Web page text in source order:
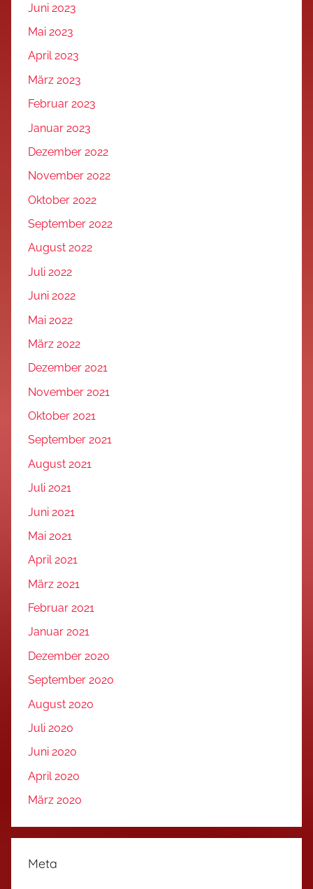
Juni 2023
Mai 2023
April 2023
März 2023
Februar 2023
Januar 2023
Dezember 2022
November 2022
Oktober 2022
September 2022
August 2022
Juli 2022
Juni 2022
Mai 2022
März 2022
Dezember 2021
November 2021
Oktober 2021
September 2021
August 2021
Juli 2021
Juni 2021
Mai 2021
April 2021
März 2021
Februar 2021
Januar 2021
Dezember 2020
September 2020
August 2020
Juli 2020
Juni 2020
April 2020
März 2020
Meta